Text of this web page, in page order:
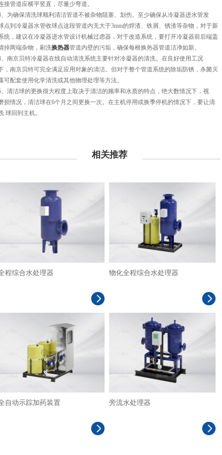
接管道应横平竖直，尽量少弯道。
、为确保清洗球顺利清洁管道不被杂物阻塞、划伤。至少确保从冷凝器进水管发
点到冷凝器水管收球点这段管道内无大于3mm的焊渣、铁屑、锈渣等杂物，对于新
统，建议在冷凝器进水管设计机械过虑器，对于改造系统，要打开冷凝器前后端盖
掉两端杂物，刷洗换热器管道内壁的污垢，确保每根换热器管道洁净如新。
、南京贝特冷凝器在线自动清洗系统主要针对冷凝器的清洗。在良好使用工况
，南京贝特可完全满足应用对象的清洁。但对于整个管道系统的除垢防锈，杀菌灭
可配套使用化学清洗或其他物理处理等方法。
、清洁球的更换很大程度上取决于清洁的频率和水质的特点，绝大数情况下，视
损情况，清洁球在6个月之间更换一次。在主机停用或换季停机的情况下，要让清
球回到主机。
相关推荐
程综合水处理器 物化全程综合水处理器
自动示踪加药装置 旁流水处理器